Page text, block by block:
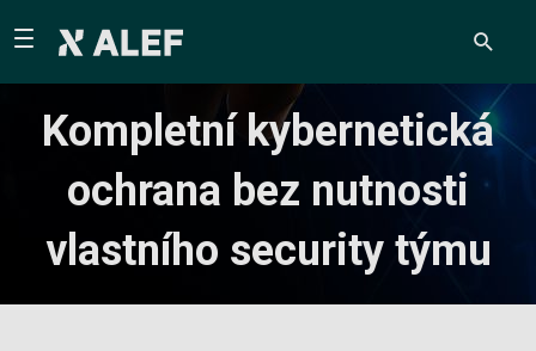
Kompletní kybernetická
ochrana bez nutnosti
vlastního security týmu